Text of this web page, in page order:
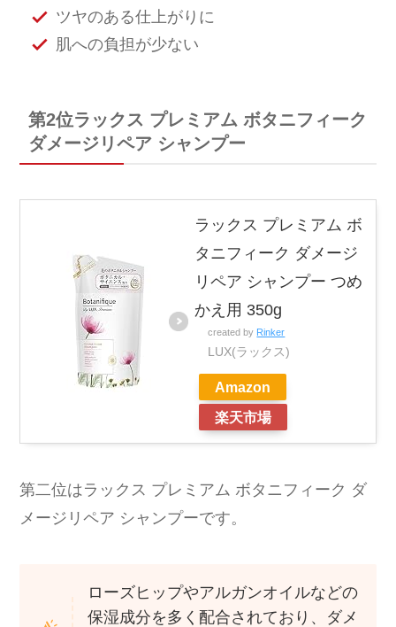
ツヤのある仕上がりに
肌への負担が少ない
第2位ラックス プレミアム ボタニフィーク
ダメージリペア シャンプー
ラックス プレミアム ボ
タニフィーク ダメージ
リペア シャンプー つめ
かえ用 350g
created by Rinker
LUX(ラックス)
Amazon
楽天市場
第二位はラックス プレミアム ボタニフィーク ダ
メージリペア シャンプーです。
ローズヒップやアルガンオイルなどの
保湿成分を多く配合されており、ダメ